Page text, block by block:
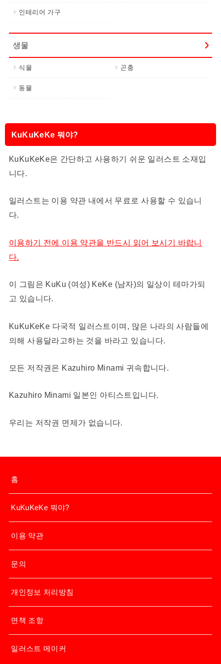
인테리어 가구
생물
식물 곤충
동물
KuKuKeKe 뭐야?
KuKuKeKe은 간단하고 사용하기 쉬운 일러스트 소재입
니다.
일러스트는 이용 약관 내에서 무료로 사용할 수 있습니
다.
이용하기 전에 이용 약관을 반드시 읽어 보시기 바랍니
다.
이 그림은 KuKu (여성) KeKe (남자)의 일상이 테마가되
고 있습니다.
KuKuKeKe 다국적 일러스트이며, 많은 나라의 사람들에
의해 사용달라고하는 것을 바라고 있습니다.
모든 저작권은 Kazuhiro Minami 귀속합니다.
Kazuhiro Minami 일본인 아티스트입니다.
우리는 저작권 면제가 없습니다.
홈
KuKuKeKe 뭐야?
이용 약관
문의
개인정보 처리방침
면책 조항
일러스트 메이커